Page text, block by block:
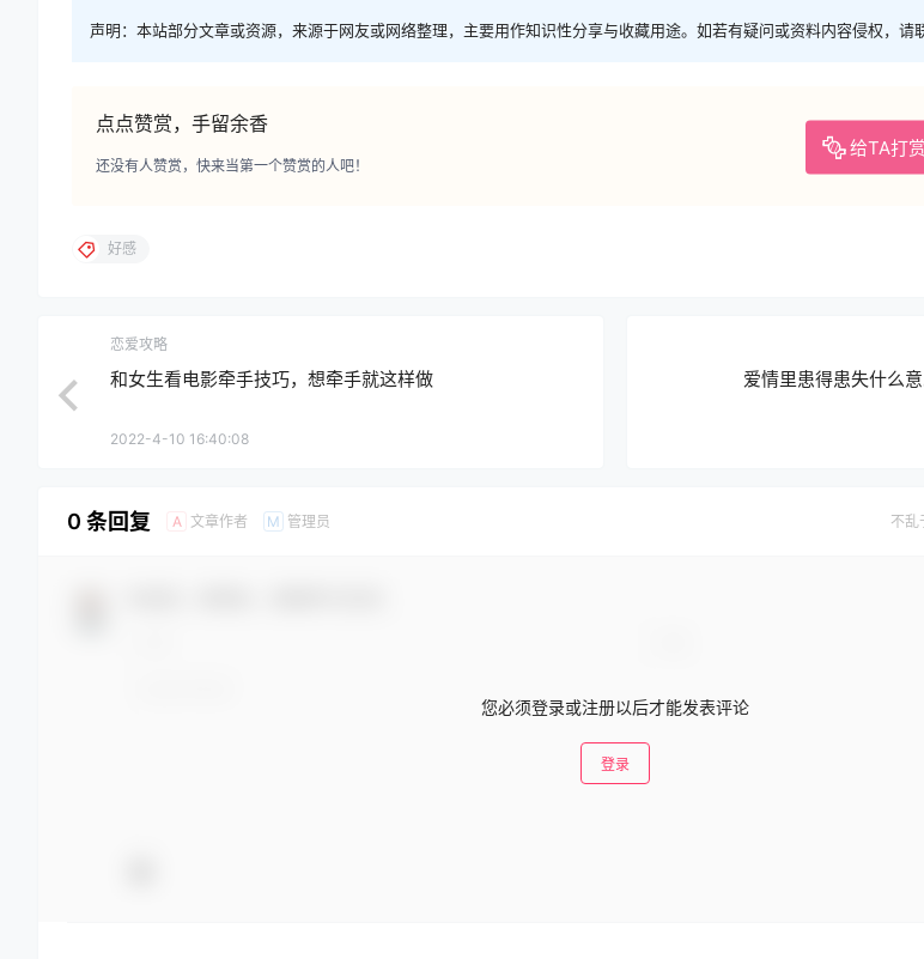
声明：本站部分文章或资源，来源于网友或网络整理，主要用作知识性分享与收藏用途。如若有疑问或资料内容侵权，请
点点赞赏，手留余香
给TA打赏
还没有人赞赏，快来当第一个赞赏的人吧！
好感
恋爱攻略
和女生看电影牵手技巧，想牵手就这样做
2022-4-10 16:40:08
爱情里患得患失什么
0 条回复 A 文章作者 M 管理员 不乱
您必须登录或注册以后才能发表评论
登录